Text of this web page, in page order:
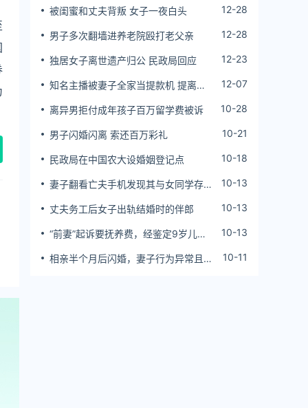
被闺蜜和丈夫背叛 女子一夜白头 12-28
男子多次翻墙进养老院殴打老父亲 12-28
独居女子离世遗产归公 民政局回应 12-23
知名主播被妻子全家当提款机 提离婚
12-07
离异男拒付成年孩子百万留学费被诉 10-28
男子闪婚闪离 索还百万彩礼 10-21
民政局在中国农大设婚姻登记点 10-18
妻子翻看亡夫手机发现其与女同学存婚
10-13
丈夫务工后女子出轨结婚时的伴郎 10-13
“前妻”起诉要抚养费，经鉴定9岁儿子
10-13
相亲半个月后闪婚，妻子行为异常且持
10-11